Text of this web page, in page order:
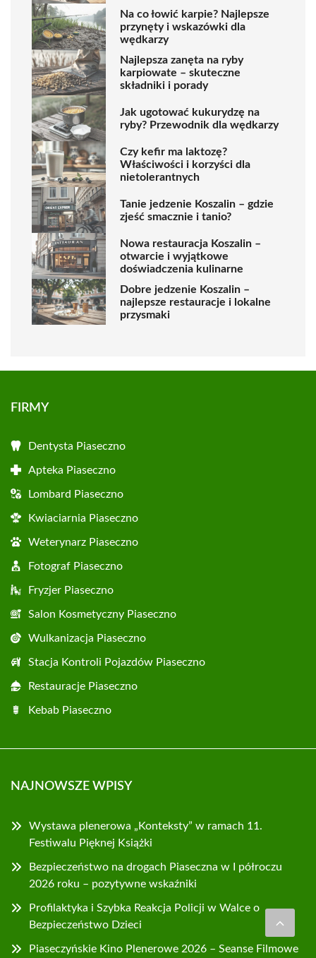
Na co łowić karpie? Najlepsze
przynęty i wskazówki dla
wędkarzy
Najlepsza zanęta na ryby
karpiowate – skuteczne
składniki i porady
Jak ugotować kukurydzę na
ryby? Przewodnik dla wędkarzy
Czy kefir ma laktozę?
Właściwości i korzyści dla
nietolerantnych
Tanie jedzenie Koszalin – gdzie
zjeść smacznie i tanio?
Nowa restauracja Koszalin –
otwarcie i wyjątkowe
doświadczenia kulinarne
Dobre jedzenie Koszalin –
najlepsze restauracje i lokalne
przysmaki
FIRMY
Dentysta Piaseczno
Apteka Piaseczno
Lombard Piaseczno
Kwiaciarnia Piaseczno
Weterynarz Piaseczno
Fotograf Piaseczno
Fryzjer Piaseczno
Salon Kosmetyczny Piaseczno
Wulkanizacja Piaseczno
Stacja Kontroli Pojazdów Piaseczno
Restauracje Piaseczno
Kebab Piaseczno
NAJNOWSZE WPISY
Wystawa plenerowa „Konteksty” w ramach 11.
Festiwalu Pięknej Książki
Bezpieczeństwo na drogach Piaseczna w I półroczu
2026 roku – pozytywne wskaźniki
Profilaktyka i Szybka Reakcja Policji w Walce o
Bezpieczeństwo Dzieci
Piaseczyńskie Kino Plenerowe 2026 – Seanse Filmowe